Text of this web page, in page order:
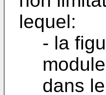
lequel:
- la
dans